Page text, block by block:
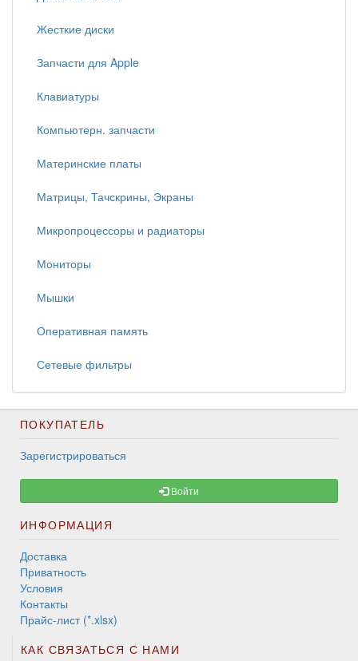
Жесткие диски
Запчасти для Apple
Клавиатуры
Компьютерн. запчасти
Материнские платы
Матрицы, Тачскрины, Экраны
Микропроцессоры и радиаторы
Мониторы
Мышки
Оперативная память
Сетевые фильтры
ПОКУПАТЕЛЬ
Зарегистрироваться
Войти
ИНФОРМАЦИЯ
Доставка
Приватность
Условия
Контакты
Прайс-лист (*.xlsx)
КАК СВЯЗАТЬСЯ С НАМИ